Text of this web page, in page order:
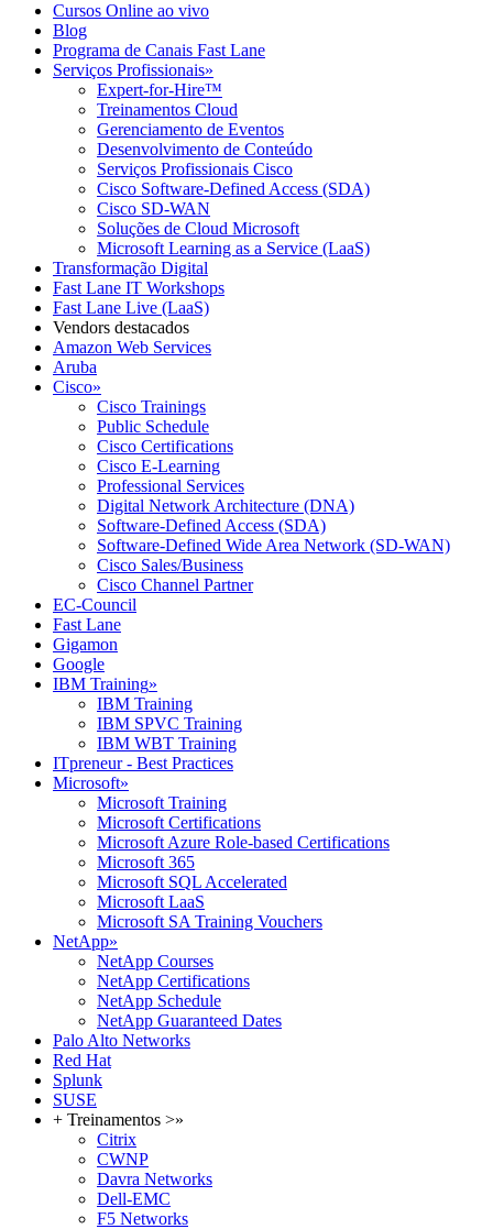
Cursos Online ao vivo
Blog
Programa de Canais Fast Lane
Serviços Profissionais»
Expert-for-Hire™
Treinamentos Cloud
Gerenciamento de Eventos
Desenvolvimento de Conteúdo
Serviços Profissionais Cisco
Cisco Software-Defined Access (SDA)
Cisco SD-WAN
Soluções de Cloud Microsoft
Microsoft Learning as a Service (LaaS)
Transformação Digital
Fast Lane IT Workshops
Fast Lane Live (LaaS)
Vendors destacados
Amazon Web Services
Aruba
Cisco»
Cisco Trainings
Public Schedule
Cisco Certifications
Cisco E-Learning
Professional Services
Digital Network Architecture (DNA)
Software-Defined Access (SDA)
Software-Defined Wide Area Network (SD-WAN)
Cisco Sales/Business
Cisco Channel Partner
EC-Council
Fast Lane
Gigamon
Google
IBM Training»
IBM Training
IBM SPVC Training
IBM WBT Training
ITpreneur - Best Practices
Microsoft»
Microsoft Training
Microsoft Certifications
Microsoft Azure Role-based Certifications
Microsoft 365
Microsoft SQL Accelerated
Microsoft LaaS
Microsoft SA Training Vouchers
NetApp»
NetApp Courses
NetApp Certifications
NetApp Schedule
NetApp Guaranteed Dates
Palo Alto Networks
Red Hat
Splunk
SUSE
+ Treinamentos >»
Citrix
CWNP
Davra Networks
Dell-EMC
F5 Networks